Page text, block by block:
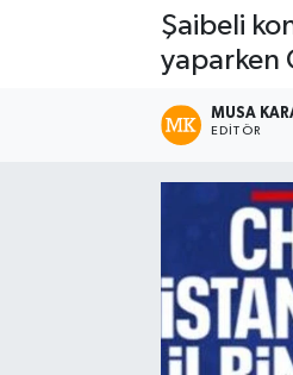
Şaibeli
yaparken
MUSA
EDITÖR
Haber Arşivi